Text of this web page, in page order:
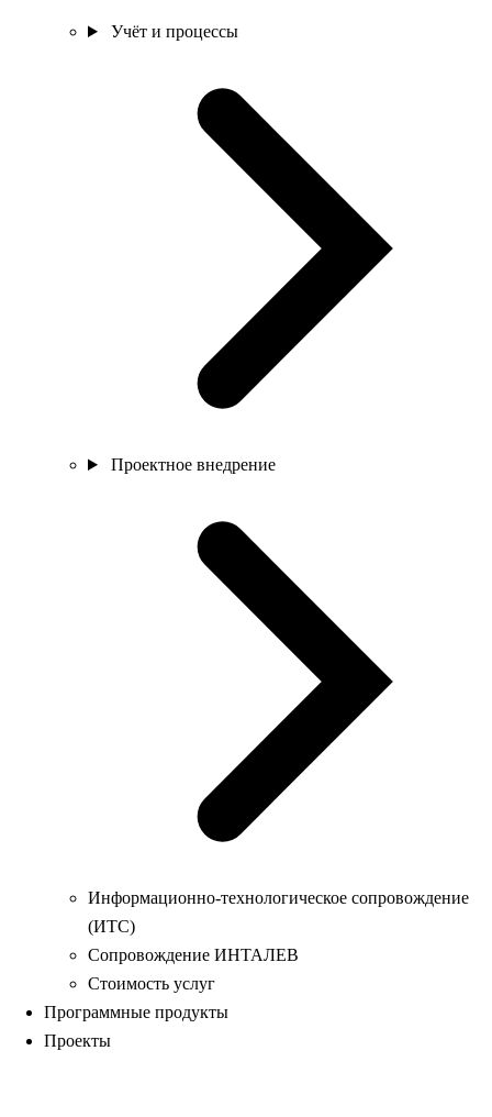
Учёт и процессы
Проектное внедрение
Информационно-технологическое сопровождение
(ИТС)
Сопровождение ИНТАЛЕВ
Стоимость услуг
Программные продукты
Проекты